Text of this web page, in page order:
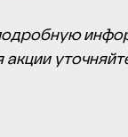
акции